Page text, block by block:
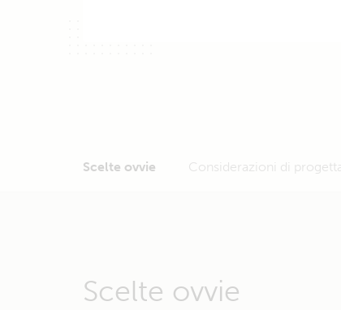
Scelte ovvie Considerazioni di
Scelte ovvie